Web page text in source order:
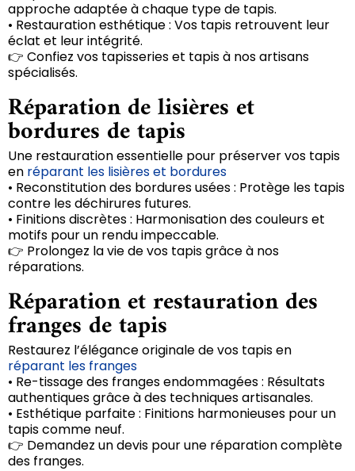
approche adaptée à chaque type de tapis.
• Restauration esthétique : Vos tapis retrouvent leur
éclat et leur intégrité.
👉 Confiez vos tapisseries et tapis à nos artisans
spécialisés.
Réparation de lisières et
bordures de tapis
Une restauration essentielle pour préserver vos tapis
en réparant les lisières et bordures
• Reconstitution des bordures usées : Protège les tapis
contre les déchirures futures.
• Finitions discrètes : Harmonisation des couleurs et
motifs pour un rendu impeccable.
👉 Prolongez la vie de vos tapis grâce à nos
réparations.
Réparation et restauration des
franges de tapis
Restaurez l’élégance originale de vos tapis en
réparant les franges
• Re-tissage des franges endommagées : Résultats
authentiques grâce à des techniques artisanales.
• Esthétique parfaite : Finitions harmonieuses pour un
tapis comme neuf.
👉 Demandez un devis pour une réparation complète
des franges.